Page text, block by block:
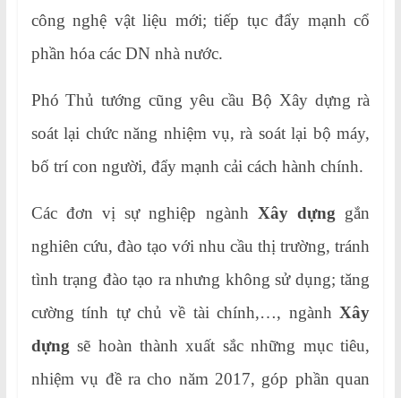
công nghệ vật liệu mới; tiếp tục đẩy mạnh cổ
phần hóa các DN nhà nước.
Phó Thủ tướng cũng yêu cầu Bộ Xây dựng rà
soát lại chức năng nhiệm vụ, rà soát lại bộ máy,
bố trí con người, đẩy mạnh cải cách hành chính.
Các đơn vị sự nghiệp ngành Xây dựng gắn
nghiên cứu, đào tạo với nhu cầu thị trường, tránh
tình trạng đào tạo ra nhưng không sử dụng; tăng
cường tính tự chủ về tài chính,…, ngànhXây
dựng sẽ hoàn thành xuất sắc những mục tiêu,
nhiệm vụ đề ra cho năm 2017, góp phần quan